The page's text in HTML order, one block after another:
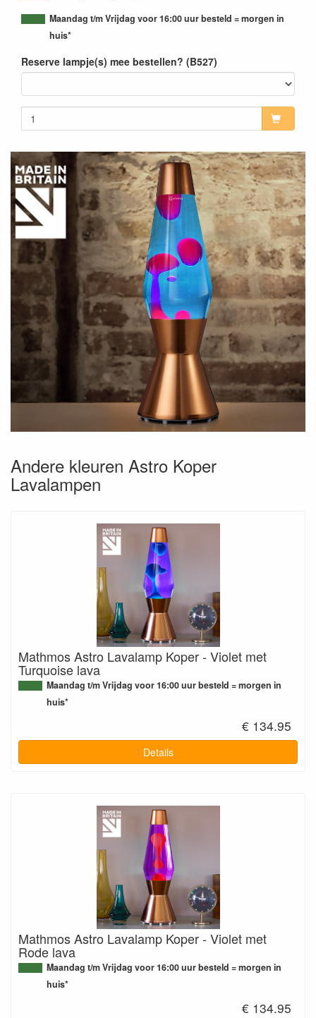
Maandag t/m Vrijdag voor 16:00 uur besteld = morgen in
huis*
Reserve lampje(s) mee bestellen? (B527)
Andere kleuren Astro Koper
Lavalampen
Mathmos Astro Lavalamp Koper - Violet met
Turquoise lava
Maandag t/m Vrijdag voor 16:00 uur besteld = morgen in
huis*
€ 134.95
Details
Mathmos Astro Lavalamp Koper - Violet met
Rode lava
Maandag t/m Vrijdag voor 16:00 uur besteld = morgen in
huis*
€ 134.95